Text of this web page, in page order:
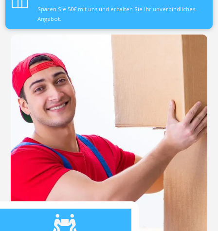
Sparen Sie 50€ mit uns und erhalten Sie Ihr unverbindliches
Angebot.